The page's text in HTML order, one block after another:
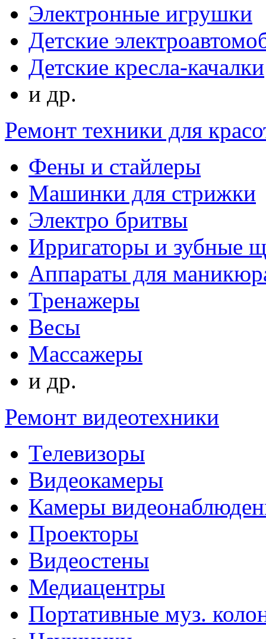
Электронные игрушки
Детские
Детские кресла-качалки
и др.
Ремонт техники для
Фены и стайлеры
Машинки для стрижки
Электро бритвы
Ирригаторы и зубные
Аппараты для
Тренажеры
Весы
Массажеры
и др.
Ремонт видеотехники
Телевизоры
Видеокамеры
Камеры
Проекторы
Видеостены
Медиацентры
Портативные муз.